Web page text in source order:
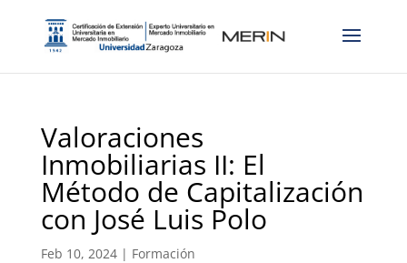
Valoraciones
Inmobiliarias II: El
Método de Capitalización
con José Luis Polo
Feb 10, 2024| Formación